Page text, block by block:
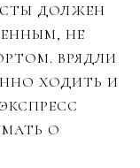
ДОЛЖЕН
НЕ
ВРЯДЛИ
ХОДИТЬ И
О